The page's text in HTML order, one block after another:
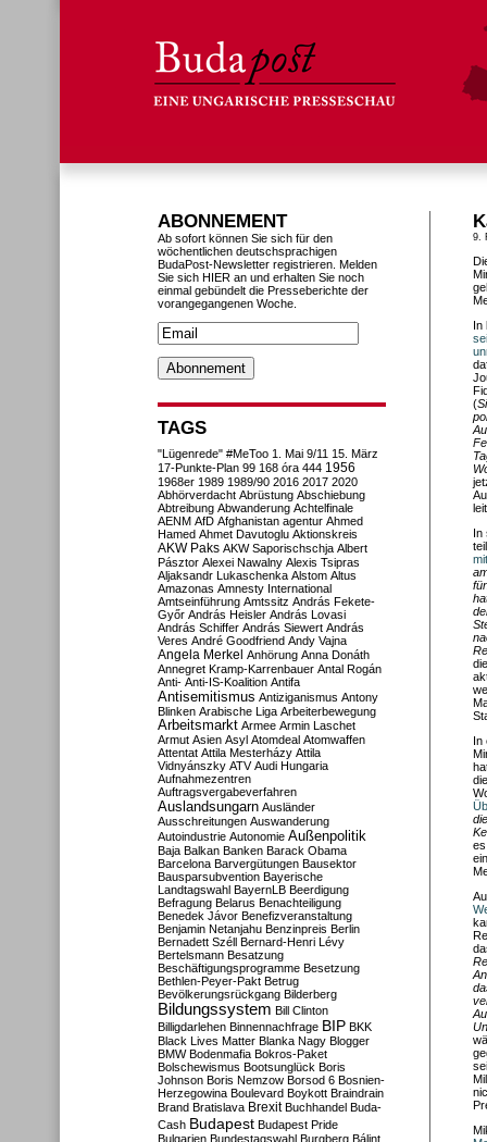
9.
In
(
In
In
ABONNEMENT
Ab sofort können Sie sich für den
wöchentlichen deutschsprachigen
BudaPost-Newsletter registrieren. Melden
Sie sich HIER an und erhalten Sie noch
einmal gebündelt die Presseberichte der
vorangegangenen Woche.
TAGS
"Lügenrede" #MeToo 1. Mai 9/11 15. März
17-Punkte-Plan 99 168 óra 444 1956
1968er 1989 1989/90 2016 2017 2020
Abhörverdacht Abrüstung Abschiebung
Abtreibung Abwanderung Achtelfinale
AENM AfD Afghanistan agentur Ahmed
Hamed Ahmet Davutoglu Aktionskreis
AKW Paks AKW Saporischschja Albert
Pásztor Alexei Nawalny Alexis Tsipras
Aljaksandr Lukaschenka Alstom Altus
Amazonas Amnesty International
Amtseinführung Amtssitz András Fekete-
Győr András Heisler András Lovasi
András Schiffer András Siewert András
Veres André Goodfriend Andy Vajna
Angela Merkel Anhörung Anna Donáth
Annegret Kramp-Karrenbauer Antal Rogán
Anti- Anti-IS-Koalition Antifa
Antisemitismus Antiziganismus Antony
Blinken Arabische Liga Arbeiterbewegung
Arbeitsmarkt Armee Armin Laschet
Armut Asien Asyl Atomdeal Atomwaffen
Attentat Attila Mesterházy Attila
Vidnyánszky ATV Audi Hungaria
Aufnahmezentren
Auftragsvergabeverfahren
Auslandsungarn Ausländer
Ausschreitungen Auswanderung
Autoindustrie Autonomie Außenpolitik
Baja Balkan Banken Barack Obama
Barcelona Barvergütungen Bausektor
Bausparsubvention Bayerische
Landtagswahl BayernLB Beerdigung
Befragung Belarus Benachteiligung
Benedek Jávor Benefizveranstaltung
Benjamin Netanjahu Benzinpreis Berlin
Bernadett Széll Bernard-Henri Lévy
Bertelsmann Besatzung
Beschäftigungsprogramme Besetzung
Bethlen-Peyer-Pakt Betrug
Bevölkerungsrückgang Bilderberg
Bildungssystem Bill Clinton
Billigdarlehen Binnennachfrage BIP BKK
Black Lives Matter Blanka Nagy Blogger
BMW Bodenmafia Bokros-Paket
Bolschewismus Bootsunglück Boris
Johnson Boris Nemzow Borsod 6 Bosnien-
Herzegowina Boulevard Boykott Braindrain
Brand Bratislava Brexit Buchhandel Buda-
Cash Budapest Budapest Pride
Bulgarien Bundestagswahl Burgberg Bálint